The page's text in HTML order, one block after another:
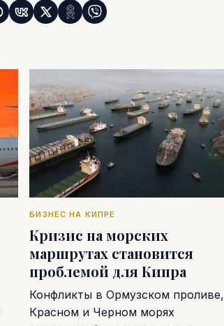
БИЗНЕС НА КИПРЕ
Кризис на морских
маршрутах становится
проблемой для Кипра
Конфликты в Ормузском проливе,
Красном и Черном морях